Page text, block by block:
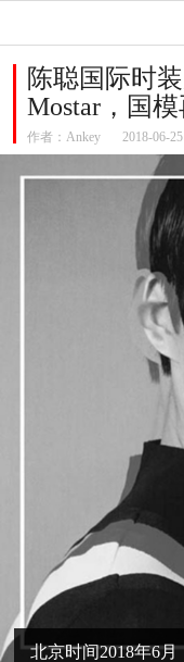
陈聪国际时
Mostar，国
作者： Ankey 2018-06-25
北京时间2018年6